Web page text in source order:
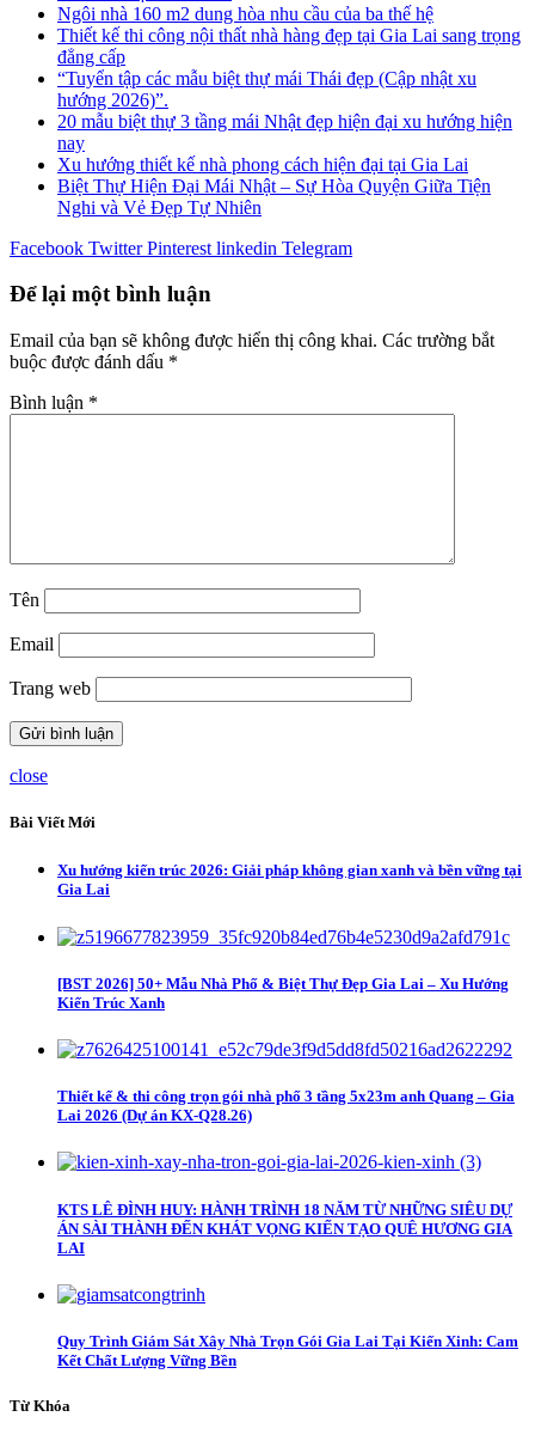
Ngôi nhà 160 m2 dung hòa nhu cầu của ba thế hệ
Thiết kế thi công nội thất nhà hàng đẹp tại Gia Lai sang trọng
đẳng cấp
“Tuyển tập các mẫu biệt thự mái Thái đẹp (Cập nhật xu
hướng 2026)”.
20 mẫu biệt thự 3 tầng mái Nhật đẹp hiện đại xu hướng hiện
nay
Xu hướng thiết kế nhà phong cách hiện đại tại Gia Lai
Biệt Thự Hiện Đại Mái Nhật – Sự Hòa Quyện Giữa Tiện
Nghi và Vẻ Đẹp Tự Nhiên
Facebook Twitter Pinterest linkedin Telegram
Để lại một bình luận
Email của bạn sẽ không được hiển thị công khai. Các trường bắt
buộc được đánh dấu *
Bình luận *
Tên
Email
Trang web
close
Bài Viết Mới
Xu hướng kiến trúc 2026: Giải pháp không gian xanh và bền vững tại
Gia Lai
[BST 2026] 50+ Mẫu Nhà Phố & Biệt Thự Đẹp Gia Lai – Xu Hướng
Kiến Trúc Xanh
Thiết kế & thi công trọn gói nhà phố 3 tầng 5x23m anh Quang – Gia
Lai 2026 (Dự án KX-Q28.26)
KTS LÊ ĐÌNH HUY: HÀNH TRÌNH 18 NĂM TỪ NHỮNG SIÊU DỰ
ÁN SÀI THÀNH ĐẾN KHÁT VỌNG KIẾN TẠO QUÊ HƯƠNG GIA
LAI
Quy Trình Giám Sát Xây Nhà Trọn Gói Gia Lai Tại Kiến Xinh: Cam
Kết Chất Lượng Vững Bền
Từ Khóa